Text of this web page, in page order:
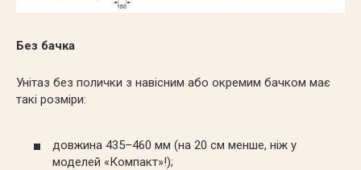
Без бачка
Унітаз без полички з навісним або окремим бачком має
такі розміри:
довжина 435–460 мм (на 20 см менше, ніж у
моделей «Компакт»!);